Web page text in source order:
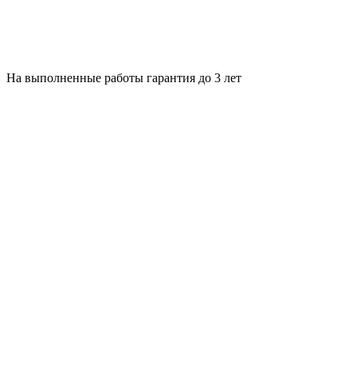
На выполненные работы гарантия до 3 лет